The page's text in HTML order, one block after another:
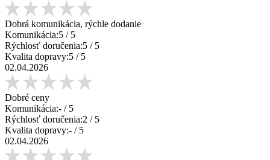
Dobrá komunikácia, rýchle dodanie
Komunikácia:5 / 5
Rýchlosť doručenia:5 / 5
Kvalita dopravy:5 / 5
02.04.2026
Dobré ceny
Komunikácia:- / 5
Rýchlosť doručenia:2 / 5
Kvalita dopravy:- / 5
02.04.2026